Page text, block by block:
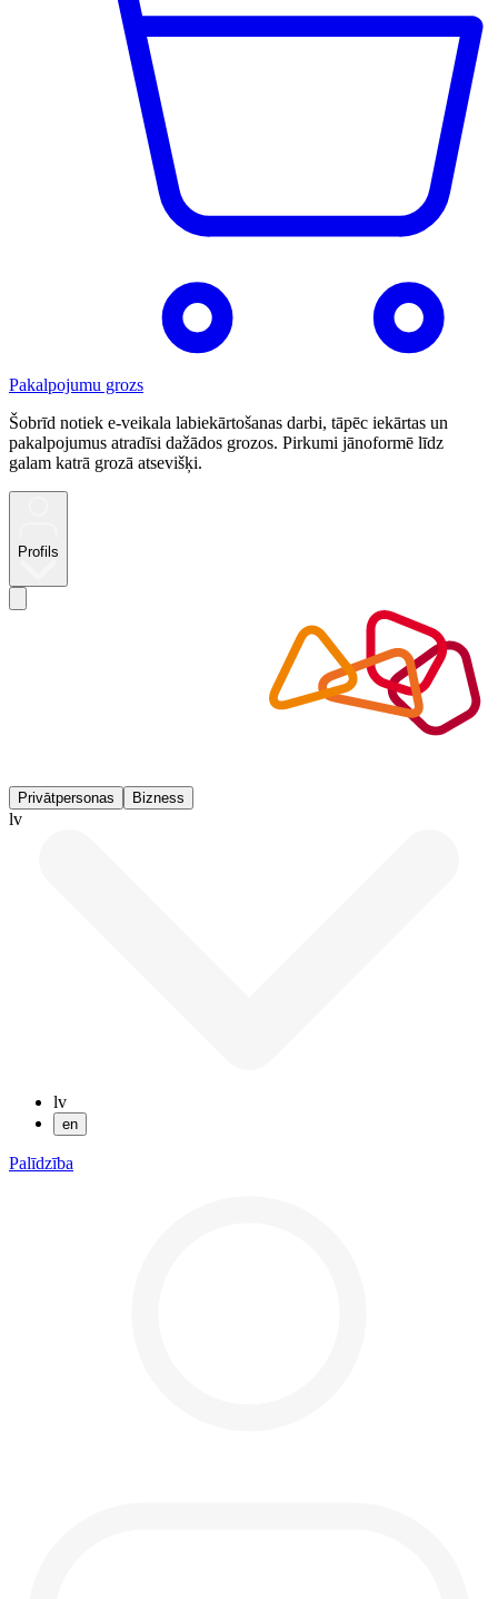
Pakalpojumu grozs
Šobrīd notiek e-veikala labiekārtošanas darbi, tāpēc iekārtas un
pakalpojumus atradīsi dažādos grozos. Pirkumi jānoformē līdz
galam katrā grozā atsevišķi.
Profils
Privātpersonas Bizness
lv
lv
en
Palīdzība